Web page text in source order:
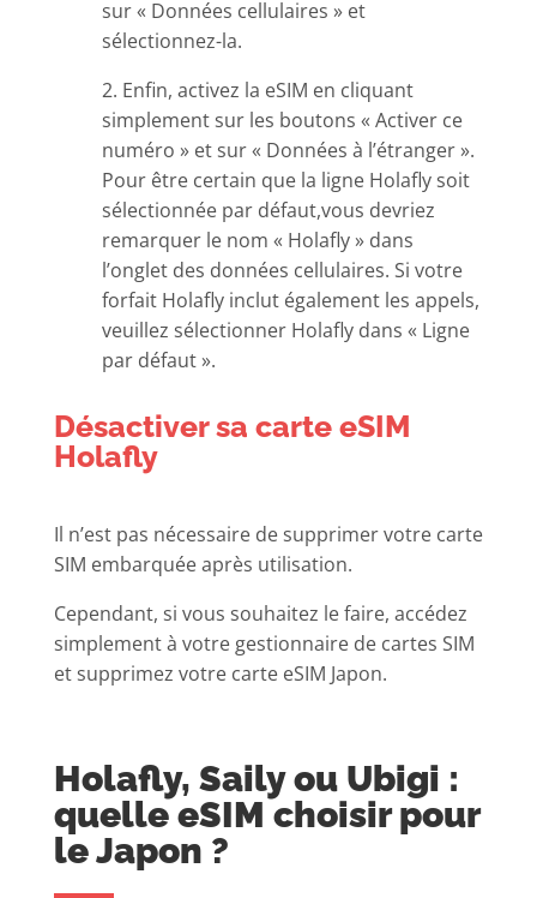
sur « Données cellulaires » et
sélectionnez-la.
2. Enfin, activez la eSIM en cliquant
simplement sur les boutons « Activer ce
numéro » et sur « Données à l’étranger ».
Pour être certain que la ligne Holafly soit
sélectionnée par défaut,vous devriez
remarquer le nom « Holafly » dans
l’onglet des données cellulaires. Si votre
forfait Holafly inclut également les appels,
veuillez sélectionner Holafly dans « Ligne
par défaut ».
Désactiver sa carte eSIM
Holafly
Il n’est pas nécessaire de supprimer votre carte
SIM embarquée après utilisation.
Cependant, si vous souhaitez le faire, accédez
simplement à votre gestionnaire de cartes SIM
et supprimez votre carte eSIM Japon.
Holafly, Saily ou Ubigi :
quelle eSIM choisir pour
le Japon ?